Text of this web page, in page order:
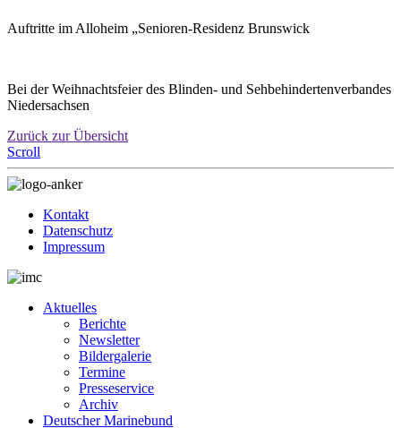
Auftritte im Alloheim „Senioren-Residenz Brunswick
Bei der Weihnachtsfeier des Blinden- und Sehbehindertenverbandes
Niedersachsen
Zurück zur Übersicht
Scroll
Kontakt
Datenschutz
Impressum
Aktuelles
Berichte
Newsletter
Bildergalerie
Termine
Presseservice
Archiv
Deutscher Marinebund